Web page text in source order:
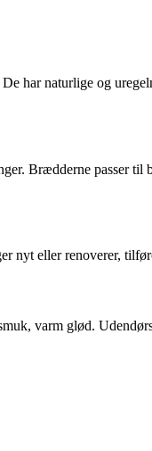
har naturlige og
Brædderne passer til
nyt eller renoverer,
varm glød.